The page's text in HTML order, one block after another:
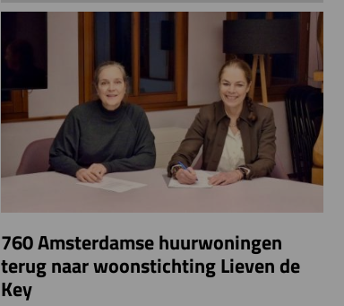
760 Amsterdamse huurwoningen
terug naar woonstichting Lieven de
Key